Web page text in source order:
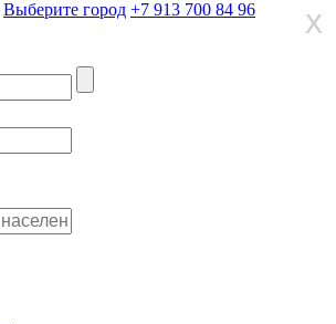
Выберите город +7 913 700 84 96
X
X
X